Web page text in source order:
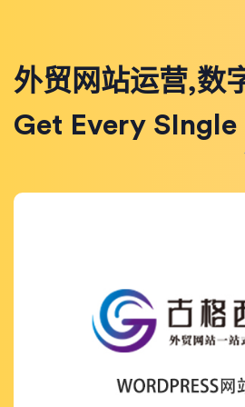
外贸网站运营,数
Get Every SIngle